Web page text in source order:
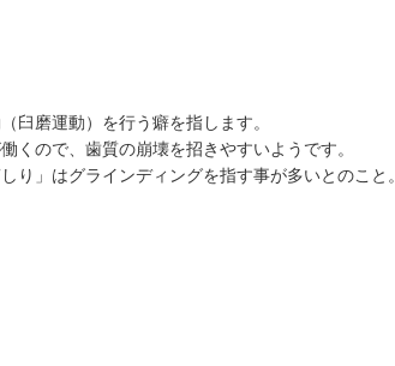
臼磨運動）を行う癖を指します。
くので、歯質の崩壊を招きやすいようです。
り」はグラインディングを指す事が多いとのこと。